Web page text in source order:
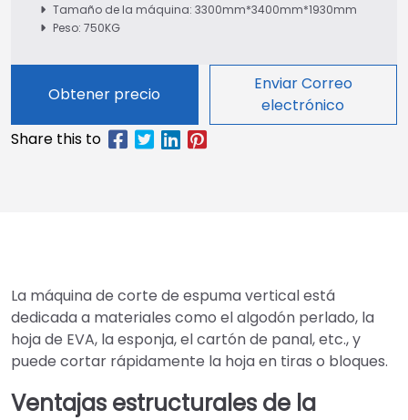
Tamaño de la máquina: 3300mm*3400mm*1930mm
Peso: 750KG
Obtener precio
Enviar Correo
electrónico
La máquina de corte de espuma vertical está
dedicada a materiales como el algodón perlado, la
hoja de EVA, la esponja, el cartón de panal, etc., y
puede cortar rápidamente la hoja en tiras o bloques.
Ventajas estructurales de la